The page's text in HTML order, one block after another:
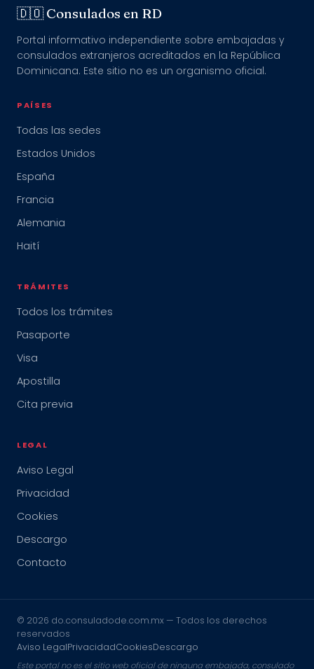
🇩🇴 Consulados en RD
Portal informativo independiente sobre embajadas y
consulados extranjeros acreditados en la República
Dominicana. Este sitio no es un organismo oficial.
PAÍSES
Todas las sedes
Estados Unidos
España
Francia
Alemania
Haití
TRÁMITES
Todos los trámites
Pasaporte
Visa
Apostilla
Cita previa
LEGAL
Aviso Legal
Privacidad
Cookies
Descargo
Contacto
© 2026 do.consuladode.com.mx — Todos los derechos
reservados
Aviso LegalPrivacidadCookiesDescargo
Este portal no es el sitio web oficial de ninguna embajada, consulado